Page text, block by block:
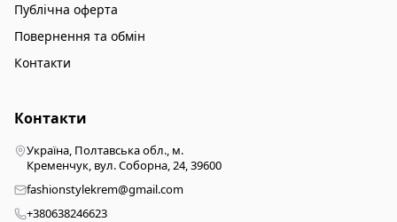
Публічна оферта
Повернення та обмін
Контакти
Контакти
Україна, Полтавська обл., м.
Кременчук, вул. Соборна, 24, 39600
fashionstylekrem@gmail.com
+380638246623